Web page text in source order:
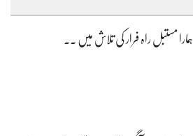
ہمارا مستبل راہ فرار کی تلاش میں ۔۔